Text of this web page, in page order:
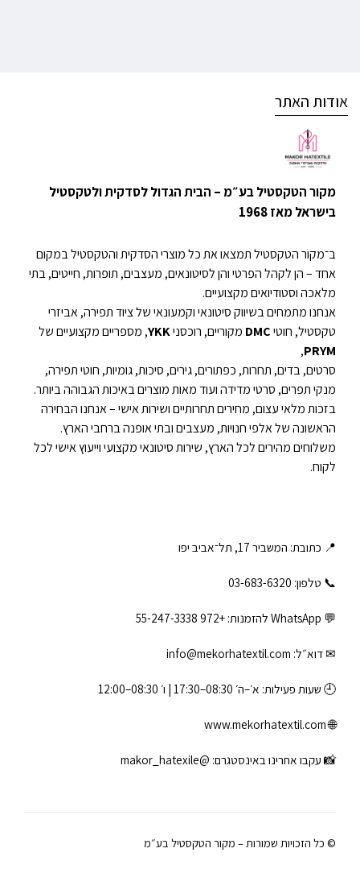
אודות האתר
מקור הטקסטיל בע״מ – הבית הגדול לסדקית ולטקסטיל
בישראל מאז 1968
ב־מקור הטקסטיל תמצאו את כל מוצרי הסדקית והטקסטיל במקום
אחד – הן לקהל הפרטי והן לסיטונאים, מעצבים, תופרות, חייטים, בתי
מלאכה וסטודיואים מקצועיים.
אנחנו מתמחים בשיווק סיטונאי וקמעונאי של ציוד תפירה, אביזרי
טקסטיל, חוטיDMC מקוריים, רוכסניYKK, מספריים מקצועיים של
PRYM
,
סרטים, בדים, תחרות, כפתורים, גירים, סיכות, גומיות, חוטי תפירה,
מנקי תפרים, סרטי מדידה ועוד מאות מוצרים באיכות הגבוהה ביותר.
בזכות מלאי עצום, מחירים תחרותיים ושירות אישי – אנחנו הבחירה
הראשונה של אלפי חנויות, מעצבים ובתי אופנה ברחבי הארץ.
משלוחים מהירים לכל הארץ, שירות סיטונאי מקצועי וייעוץ אישי לכל
לקוח.
📍 כתובת: המשביר 17, תל־אביב יפו
📞 טלפון: ‎03-683-6320
💬 WhatsApp להזמנות: +972 55-247-3338
✉ דוא״ל: info@mekorhatextil.com
🕘 שעות פעילות: א׳–ה׳ 08:30–17:30 | ו׳ 08:30–12:00
🌐
www.mekorhatextil.com
📸 עקבו אחרינו באינסטגרם: @makor_hatexile
© כל הזכויות שמורות – מקור הטקסטיל בע״מ